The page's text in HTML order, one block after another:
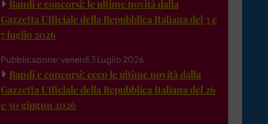
Bandi e concorsi: le ultime novità dalla
Gazzetta Ufficiale della Repubblica Italiana del 3 e
7 luglio 2026
Pubblicazione: venerdì 3 Luglio 2026
Bandi e concorsi: ecco le ultime novità dalla
Gazzetta Ufficiale della Repubblica Italiana del 26
e 30 giugno 2026